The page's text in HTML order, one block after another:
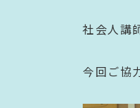
社会人講
今回ご協